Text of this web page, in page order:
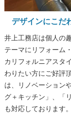
デザインにこだ
井上工務店は個人の
テーマにリフォーム
カリフォルニアスタ
わりたい方にご好評
は、リノベーション
グ＋キッチン」、
も対応しております。